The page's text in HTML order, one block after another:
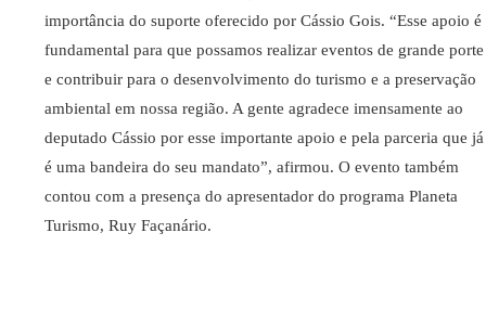
importância do suporte oferecido por Cássio Gois. “Esse apoio é
fundamental para que possamos realizar eventos de grande porte
e contribuir para o desenvolvimento do turismo e a preservação
ambiental em nossa região. A gente agradece imensamente ao
deputado Cássio por esse importante apoio e pela parceria que já
é uma bandeira do seu mandato”, afirmou. O evento também
contou com a presença do apresentador do programa Planeta
Turismo, Ruy Façanário.